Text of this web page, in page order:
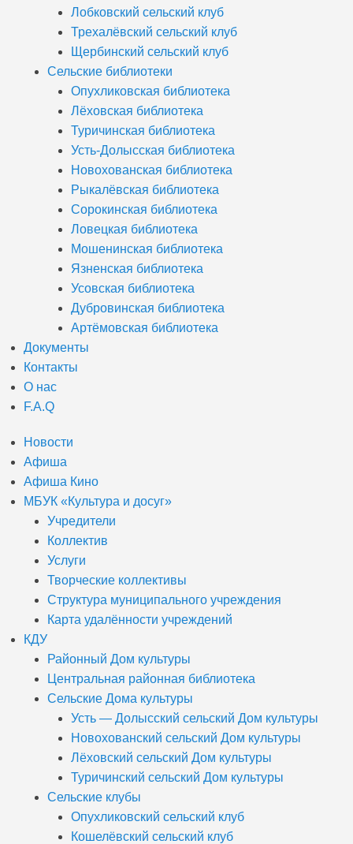
Лобковский сельский клуб
Трехалёвский сельский клуб
Щербинский сельский клуб
Сельские библиотеки
Опухликовская библиотека
Лёховская библиотека
Туричинская библиотека
Усть-Долысская библиотека
Новохованская библиотека
Рыкалёвская библиотека
Сорокинская библиотека
Ловецкая библиотека
Мошенинская библиотека
Язненская библиотека
Усовская библиотека
Дубровинская библиотека
Артёмовская библиотека
Документы
Контакты
О нас
F.A.Q
Новости
Афиша
Афиша Кино
МБУК «Культура и досуг»
Учредители
Коллектив
Услуги
Творческие коллективы
Структура муниципального учреждения
Карта удалённости учреждений
КДУ
Районный Дом культуры
Центральная районная библиотека
Сельские Дома культуры
Усть — Долысский сельский Дом культуры
Новохованский сельский Дом культуры
Лёховский сельский Дом культуры
Туричинский сельский Дом культуры
Сельские клубы
Опухликовский сельский клуб
Кошелёвский сельский клуб